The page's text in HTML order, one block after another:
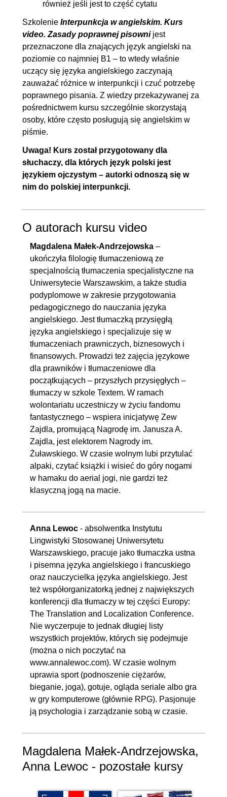
również jeśli jest to część cytatu
Szkolenie Interpunkcja w angielskim. Kurs
video. Zasady poprawnej pisownijest
przeznaczone dla znających język angielski na
poziomie co najmniej B1 – to wtedy właśnie
uczący się języka angielskiego zaczynają
zauważać różnice w interpunkcji i czuć potrzebę
poprawnego pisania. Z wiedzy przekazywanej za
pośrednictwem kursu szczególnie skorzystają
osoby, które często posługują się angielskim w
piśmie.
Uwaga! Kurs został przygotowany dla
słuchaczy, dla których język polski jest
językiem ojczystym – autorki odnoszą się w
nim do polskiej interpunkcji.
O autorach kursu video
Magdalena Małek-Andrzejowska –
ukończyła filologię tłumaczeniową ze
specjalnością tłumaczenia specjalistyczne na
Uniwersytecie Warszawskim, a także studia
podyplomowe w zakresie przygotowania
pedagogicznego do nauczania języka
angielskiego. Jest tłumaczką przysięgłą
języka angielskiego i specjalizuje się w
tłumaczeniach prawniczych, biznesowych i
finansowych. Prowadzi też zajęcia językowe
dla prawników i tłumaczeniowe dla
początkujących – przyszłych przysięgłych –
tłumaczy w szkole Textem. W ramach
wolontariatu uczestniczy w życiu fandomu
fantastycznego – wspiera inicjatywę Zew
Zajdla, promującą Nagrodę im. Janusza A.
Zajdla, jest elektorem Nagrody im.
Żuławskiego. W czasie wolnym lubi przytulać
alpaki, czytać książki i wisieć do góry nogami
w hamaku do aerial jogi, nie gardzi też
klasyczną jogą na macie.
Anna Lewoc - absolwentka Instytutu
Lingwistyki Stosowanej Uniwersytetu
Warszawskiego, pracuje jako tłumaczka ustna
i pisemna języka angielskiego i francuskiego
oraz nauczycielka języka angielskiego. Jest
też współorganizatorką jednej z największych
konferencji dla tłumaczy w tej części Europy:
The Translation and Localization Conference.
Nie wyczerpuje to jednak długiej listy
wszystkich projektów, których się podejmuje
(można o nich poczytać na
www.annalewoc.com). W czasie wolnym
uprawia sport (podnoszenie ciężarów,
bieganie, joga), gotuje, ogląda seriale albo gra
w gry komputerowe (głównie RPG). Pasjonuje
ją psychologia i zarządzanie sobą w czasie.
Magdalena Małek-Andrzejowska,
Anna Lewoc - pozostałe kursy